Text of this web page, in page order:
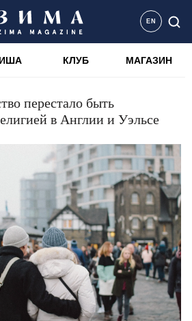
EN
КЛУБ МАГАЗИН
перестало быть
в Англии и Уэльсе